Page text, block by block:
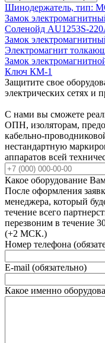
Шинодержатель, тип:
Замок
Соленойд AU1253S-
Замок
Электромагнит
Замок
Ключ КМ-1
Защитите свое
электрических сетях и
С нами вы сможете
ОПН, изоляторам,
кабельно-
нестандартную
аппаратов всей
Какое оборудование
После оформления
менеджера, который
течение всего
перезвоним в течение
(+2 МСК.)
Номер телефона
E-mail (обязательно)
Какое именно